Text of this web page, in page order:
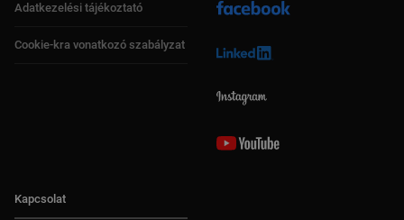
Adatkezelési tájékoztató
Cookie-kra vonatkozó szabályzat
Kapcsolat